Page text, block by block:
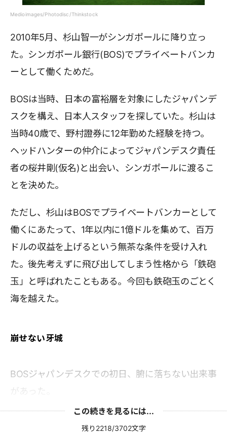
Medioimages/Photodisc/Thinkstock
2010年5月、杉山智一がシンガポールに降り立っ
た。シンガポール銀行(BOS)でプライベートバンカ
ーとして働くためだ。
BOSは当時、日本の富裕層を対象にしたジャパンデ
スクを構え、日本人スタッフを探していた。杉山は
当時40歳で、野村證券に12年勤めた経験を持つ。
ヘッドハンターの仲介によってジャパンデスク責任
者の桜井剛(仮名)と出会い、シンガポールに渡るこ
とを決めた。
ただし、杉山はBOSでプライベートバンカーとして
働くにあたって、1年以内に1億ドルを集めて、百万
ドルの収益を上げるという無茶な条件を受け入れ
た。後先考えずに飛び出してしまう性格から「鉄砲
玉」と呼ばれたこともある。今回も鉄砲玉のごとく
海を越えた。
崩せない牙城
BOSジャパンデスクでの初日、腑に落ちない出来事
があった。
この続きを見るには...
残り2218/3702文字